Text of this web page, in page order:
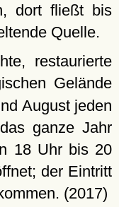
dort fließt bis
Quelle.
restaurierte
Gelände
August jeden
ganze Jahr
18 Uhr bis 20
der Eintritt
(2017)